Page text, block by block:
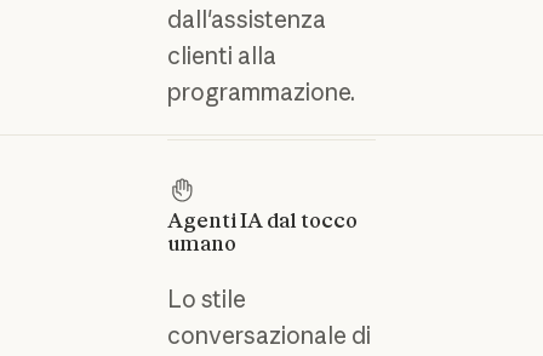
dall'assistenza
clienti alla
programmazione.
Agenti IA dal tocco
umano
Lo stile
conversazionale di